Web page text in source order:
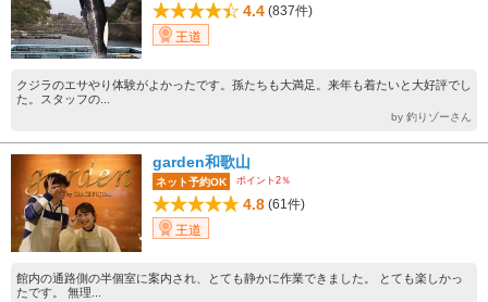
4.4 (837件)
王道
クジラのエサやり体験がよかったです。孫たちも大満足。来年も着たいと大好評でし
た。スタッフの...
by 釣りゾーさん
garden和歌山
ネット予約OK ポイント2％
4.8 (61件)
王道
館内の通路側の半個室に案内され、とても静かに作業できました。 とても楽しかっ
たです。 無理...